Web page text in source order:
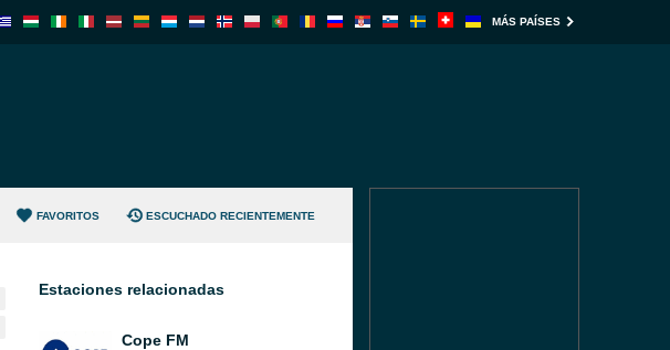
MÁS PAÍSES
FAVORITOS ESCUCHADO RECIENTEMENTE
Estaciones relacionadas
Cope FM